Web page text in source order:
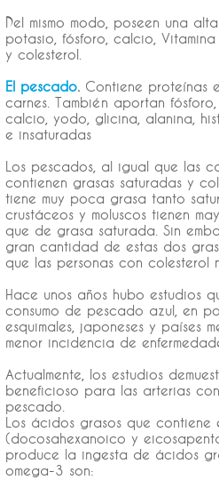
Del mismo modo, poseen una
potasio, fósforo, calcio,
y colesterol.
El pescado. Contiene proteínas
carnes. También aportan
calcio, yodo, glicina, alanina,
e insaturadas
Los pescados, al igual que las
contienen grasas saturadas y
tiene muy poca grasa tanto
crustáceos y moluscos tienen
que de grasa saturada. Sin
gran cantidad de estas dos
que las personas con colesterol
Hace unos años hubo estudios
consumo de pescado azul, en
esquimales, japoneses y países
menor incidencia de
Actualmente, los estudios
beneficioso para las arterias
pescado.
Los ácidos grasos que
(docosahexanoico y
produce la ingesta de ácidos
omega-3 son: